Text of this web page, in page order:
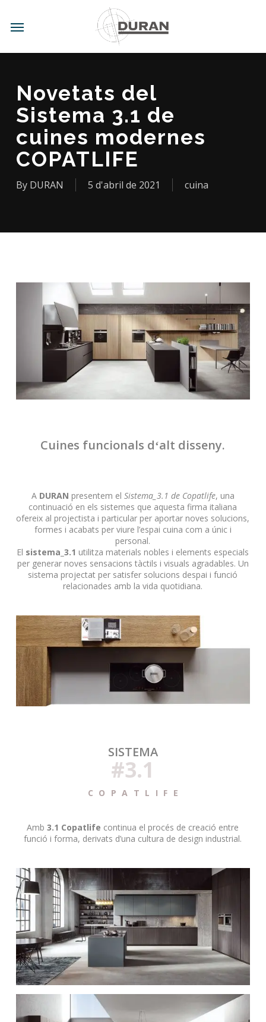
main
Menu
Novetats del
Sistema 3.1 de
cuines modernes
COPATLIFE
By DURAN 5 d'abril de 2021 cuina
Cuines funcionals dʻalt disseny.
A DURAN presentem el Sistema_3.1 de Copatlife, una
continuació en els sistemes que aquesta firma italiana
ofereix al projectista i particular per aportar noves solucions,
formes i acabats per viure l’espai cuina com a únic i
personal.
El sistema_3.1 utilitza materials nobles i elements especials
per generar noves sensacions tàctils i visuals agradables. Un
sistema projectat per satisfer solucions despai i funció
relacionades amb la vida quotidiana.
SISTEMA
#3.1
C O P A T L I F E
Amb3.1 Copatlife continua el procés de creació entre
funció i forma, derivats d’una cultura de design industrial.